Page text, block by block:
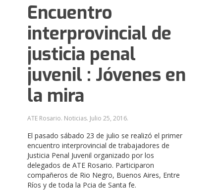
Encuentro
interprovincial de
justicia penal
juvenil : Jóvenes en
la mira
ATE Rosario. Noticias. Julio 25, 2016.
El pasado sábado 23 de julio se realizó el primer
encuentro interprovincial de trabajadores de
Justicia Penal Juvenil organizado por los
delegados de ATE Rosario. Participaron
compañeros de Rio Negro, Buenos Aires, Entre
Ríos y de toda la Pcia de Santa fe.